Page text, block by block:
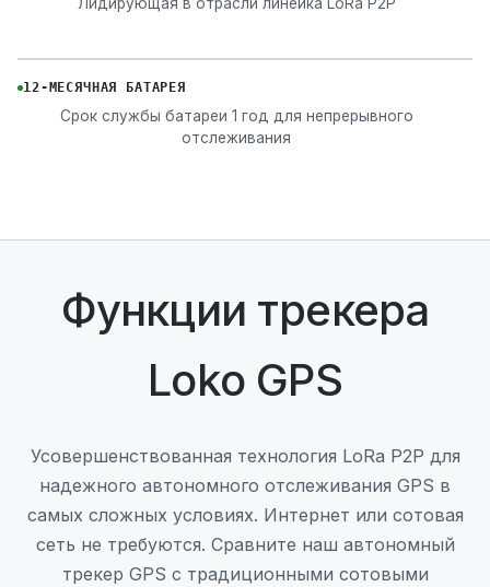
12-МЕСЯЧНАЯ БАТАРЕЯ
Срок службы батареи 1 год для непрерывного
отслеживания
Функции трекера
Loko GPS
Усовершенствованная технология LoRa P2P для
надежного автономного отслеживания GPS в
самых сложных условиях. Интернет или сотовая
сеть не требуются. Сравните наш автономный
трекер GPS с традиционными сотовыми